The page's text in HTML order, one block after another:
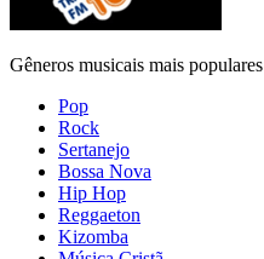
Gêneros musicais mais populares
Pop
Rock
Sertanejo
Bossa Nova
Hip Hop
Reggaeton
Kizomba